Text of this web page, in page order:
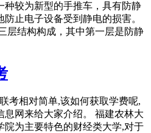
种较为新型的手推车，具有防静
止电子设备受到静电的损害。
层结构构成，其中第一层是防静
考相对简单,该如何获取学费呢,
息网来给大家介绍。 福建农林大
院为主要特色的财经类大学,对于